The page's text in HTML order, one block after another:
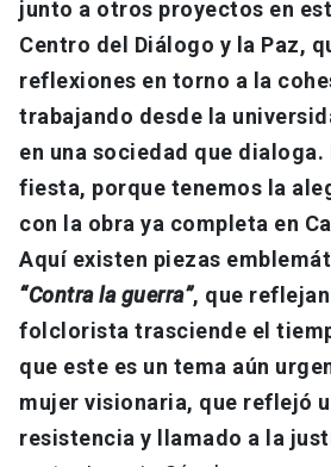
junto a otros proyectos en
Centro del Diálogo y la Paz,
reflexiones en torno a la
trabajando desde la
en una sociedad que dialoga.
fiesta, porque tenemos la
con la obra ya completa en
Aquí existen piezas
“Contra la guerra”, que
folclorista trasciende el
que este es un tema aún
mujer visionaria, que reflejó
resistencia y llamado a la